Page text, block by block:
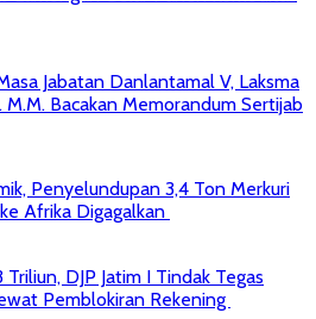
Jabatan Danlantamal V, Laksma
M.M. Bacakan Memorandum Sertijab
Penyelundupan 3,4 Ton Merkuri
Afrika Digagalkan
Triliun, DJP Jatim I Tindak Tegas
Pemblokiran Rekening